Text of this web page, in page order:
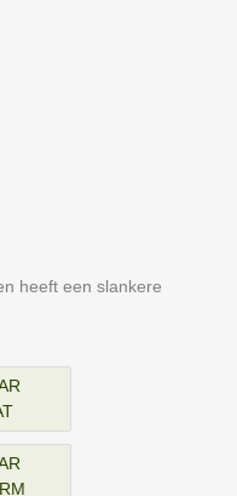
heeft een slankere